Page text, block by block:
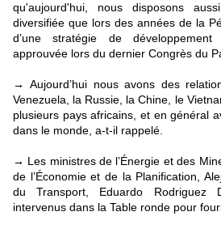
qu'aujourd'hui, nous disposons
diversifiée que lors des années de la
d’une stratégie de
approuvée lors du dernier Congrès du
→Aujourd’hui nous avons des
Venezuela, la Russie, la Chine, le
plusieurs pays africains, et en général
dans le monde, a-t-il rappelé.
→ Les ministres de l’Énergie et des
de l’Économie et de la Planification,
du Transport, Eduardo Rodriguez
intervenus dans la Table ronde pour